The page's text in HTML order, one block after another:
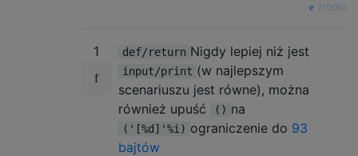
źródło
1 def/return Nigdy lepiej niż jest
input/print (w najlepszym
scenariuszu jest równe), można
również upuść
() na
('[%d]'%i) ograniczenie do 93
bajtów